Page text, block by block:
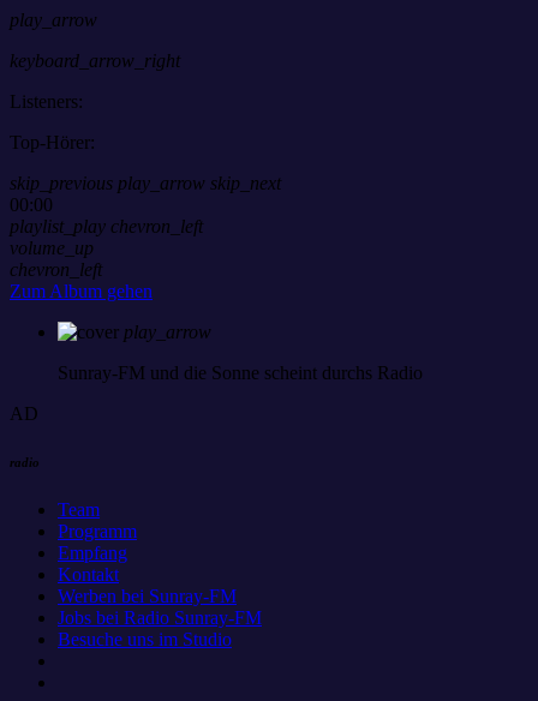
play_arrow
keyboard_arrow_right
Listeners:
Top-Hörer:
skip_previous play_arrow skip_next
00:00
playlist_play chevron_left
volume_up
chevron_left
Zum Album gehen
play_arrow
Sunray-FM und die Sonne scheint durchs Radio
AD
radio
Team
Programm
Empfang
Kontakt
Werben bei Sunray-FM
Jobs bei Radio Sunray-FM
Besuche uns im Studio